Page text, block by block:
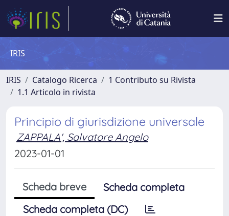
IRIS
IRIS Catalogo Ricerca
1 Contributo su Rivista
1.1 Articolo in rivista
Principio di giurisdizione universale
ZAPPALA', Salvatore Angelo
2023-01-01
Scheda breve
Scheda completa
Scheda completa (DC)